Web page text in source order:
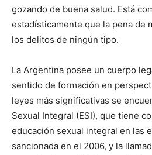
gozando de buena salud. Está
estadísticamente que la pena de
los delitos de ningún tipo.
La Argentina posee un cuerpo
sentido de formación en
leyes más significativas se
Sexual Integral (ESI), que tiene
educación sexual integral en las
sancionada en el 2006, y la